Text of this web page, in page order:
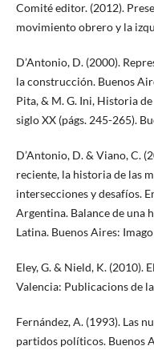
Comité editor. (2012).
movimiento obrero y la
D’Antonio, D. (2000).
la construcción. Buenos
Pita, & M. G. Ini, Historia
siglo XX (págs. 245-265).
D’Antonio, D. & Viano, C.
reciente, la historia de las
intersecciones y desafíos.
Argentina. Balance de una
Latina. Buenos Aires:
Eley, G. & Nield, K. (2010).
Valencia: Publicacions de
Fernández, A. (1993). Las
partidos políticos. Buenos